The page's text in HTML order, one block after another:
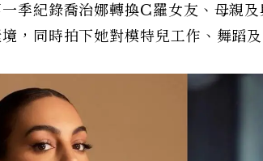
季紀錄喬治娜轉換C羅女友、母親
，同時拍下她對模特兒工作、舞蹈